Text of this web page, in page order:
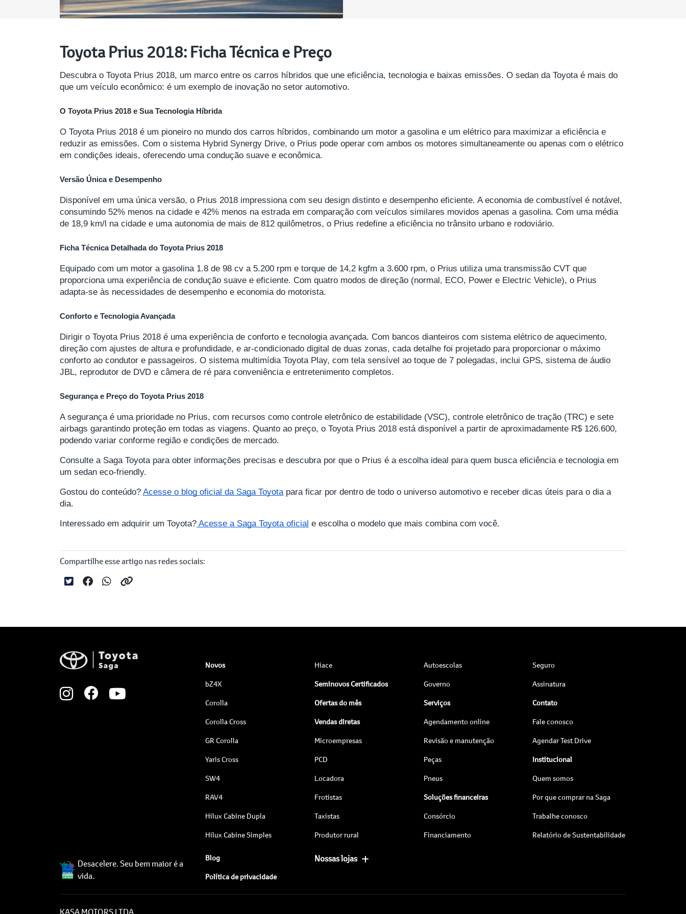
Toyota Prius 2018: Ficha Técnica e Preço
Descubra o Toyota Prius 2018, um marco entre os carros híbridos que une eficiência, tecnologia e baixas emissões. O sedan da Toyota é mais do
que um veículo econômico: é um exemplo de inovação no setor automotivo.
O Toyota Prius 2018 e Sua Tecnologia Híbrida
O Toyota Prius 2018 é um pioneiro no mundo dos carros híbridos, combinando um motor a gasolina e um elétrico para maximizar a eficiência e
reduzir as emissões. Com o sistema Hybrid Synergy Drive, o Prius pode operar com ambos os motores simultaneamente ou apenas com o elétrico
em condições ideais, oferecendo uma condução suave e econômica.
Versão Única e Desempenho
Disponível em uma única versão, o Prius 2018 impressiona com seu design distinto e desempenho eficiente. A economia de combustível é notável,
consumindo 52% menos na cidade e 42% menos na estrada em comparação com veículos similares movidos apenas a gasolina. Com uma média
de 18,9 km/l na cidade e uma autonomia de mais de 812 quilômetros, o Prius redefine a eficiência no trânsito urbano e rodoviário.
Ficha Técnica Detalhada do Toyota Prius 2018
Equipado com um motor a gasolina 1.8 de 98 cv a 5.200 rpm e torque de 14,2 kgfm a 3.600 rpm, o Prius utiliza uma transmissão CVT que
proporciona uma experiência de condução suave e eficiente. Com quatro modos de direção (normal, ECO, Power e Electric Vehicle), o Prius
adapta-se às necessidades de desempenho e economia do motorista.
Conforto e Tecnologia Avançada
Dirigir o Toyota Prius 2018 é uma experiência de conforto e tecnologia avançada. Com bancos dianteiros com sistema elétrico de aquecimento,
direção com ajustes de altura e profundidade, e ar-condicionado digital de duas zonas, cada detalhe foi projetado para proporcionar o máximo
conforto ao condutor e passageiros. O sistema multimídia Toyota Play, com tela sensível ao toque de 7 polegadas, inclui GPS, sistema de áudio
JBL, reprodutor de DVD e câmera de ré para conveniência e entretenimento completos.
Segurança e Preço do Toyota Prius 2018
A segurança é uma prioridade no Prius, com recursos como controle eletrônico de estabilidade (VSC), controle eletrônico de tração (TRC) e sete
airbags garantindo proteção em todas as viagens. Quanto ao preço, o Toyota Prius 2018 está disponível a partir de aproximadamente R$ 126.600,
podendo variar conforme região e condições de mercado.
Consulte a Saga Toyota para obter informações precisas e descubra por que o Prius é a escolha ideal para quem busca eficiência e tecnologia em
um sedan eco-friendly.
Gostou do conteúdo? Acesse o blog oficial da Saga Toyotapara ficar por dentro de todo o universo automotivo e receber dicas úteis para o dia a
dia.
Interessado em adquirir um Toyota? Acesse a Saga Toyota oficial e escolha o modelo que mais combina com você.
Compartilhe esse artigo nas redes sociais:
Desacelere. Seu bem maior é a
vida.
Novos
bZ4X
Corolla
Corolla Cross
GR Corolla
Yaris Cross
SW4
RAV4
Hilux Cabine Dupla
Hilux Cabine Simples
Hiace
Seminovos Certificados
Ofertas do mês
Vendas diretas
Microempresas
PCD
Locadora
Frotistas
Taxistas
Produtor rural
Autoescolas
Governo
Serviços
Agendamento online
Revisão e manutenção
Peças
Pneus
Soluções financeiras
Consórcio
Financiamento
Seguro
Assinatura
Contato
Fale conosco
Agendar Test Drive
Institucional
Quem somos
Por que comprar na Saga
Trabalhe conosco
Relatório de Sustentabilidade
Blog
Política de privacidade
Nossas lojas
KASA MOTORS LTDA